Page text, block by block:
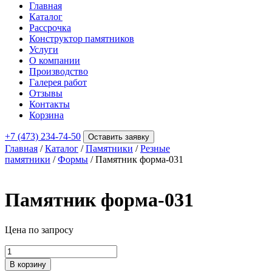
Главная
Каталог
Рассрочка
Конструктор памятников
Услуги
О компании
Производство
Галерея работ
Отзывы
Контакты
Корзина
+7 (473) 234-74-50 Оставить заявку
Главная /Каталог /Памятники /Резные
памятники /Формы / Памятник форма-031
Памятник форма-031
Цена по запросу
Количество
товара
В корзину